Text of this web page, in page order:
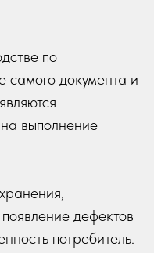
по
самого документа и
выполнение
дефектов
потребитель.